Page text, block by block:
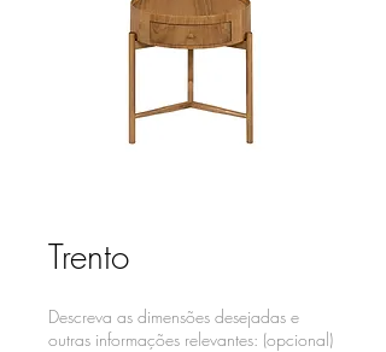
Trento
Descreva as dimensões desejadas e
outras informações relevantes: (opcional)